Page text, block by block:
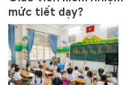
mức tiết dạy?